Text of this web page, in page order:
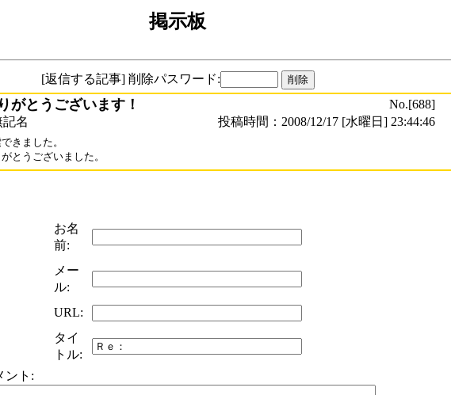
掲示板
[返信する記事] 削除パスワード:
がとうございます！
No.[688]
名
投稿時間：2008/12/17 [水曜日] 23:44:46
きました。
とうございました。
お名
前:
メー
ル:
URL:
タイ
トル:
ント: